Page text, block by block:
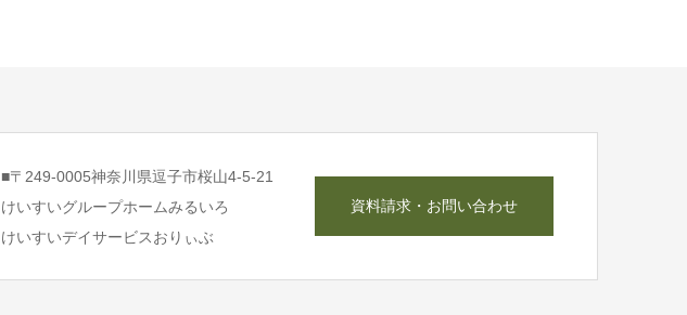
■〒249-0005神奈川県逗子市桜山4-5-21
けいすいグループホームみるいろ
けいすいデイサービスおりぃぶ
資料請求・お問い合わせ